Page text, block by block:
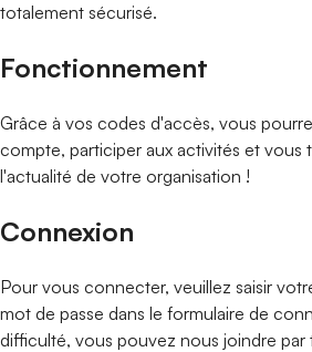
totalement sécurisé.
Fonctionnement
Grâce à vos codes d'accès, vous
compte, participer aux activités et vous
l'actualité de votre organisation !
Connexion
Pour vous connecter, veuillez saisir
mot de passe dans le formulaire de
difficulté, vous pouvez nous joindre